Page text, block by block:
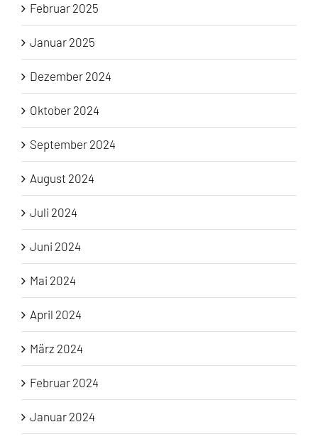
Februar 2025
Januar 2025
Dezember 2024
Oktober 2024
September 2024
August 2024
Juli 2024
Juni 2024
Mai 2024
April 2024
März 2024
Februar 2024
Januar 2024